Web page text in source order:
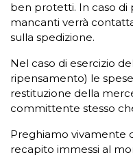
ben protetti. In caso
mancanti verrà
sulla spedizione.
Nel caso di esercizio
ripensamento) le
restituzione della
committente stesso
Preghiamo vivamente
recapito immessi al